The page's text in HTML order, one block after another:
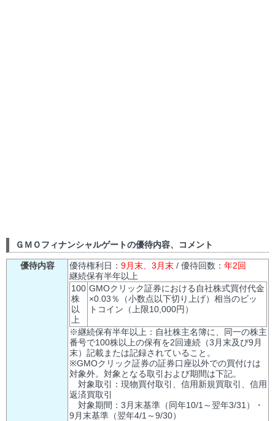
ＧＭＯフィナンシャルゲートの優待内容、コメント
優待内容 優待権利日： 9月末、3月末 / 優待回数： 年2回
継続保有半年以上
100
株
以
上
GMOクリック証券における自社株式買付代金
×0.03％（小数点以下切り上げ）相当のビッ
トコイン（上限10,000円）
※継続保有半年以上：自社株主名簿に、同一の株主
番号で100株以上の保有を2回連続（3月末及び9月
末）記載または記録されていること。
※GMOクリック証券の証券口座以外での買付けは
対象外。対象となる取引および期間は下記。
対象取引：現物買付取引、信用新規買取引、信用
返済買取引
対象期間：3月末基準（同年10/1～翌年3/31）・
9月末基準（翌年4/1～9/30）